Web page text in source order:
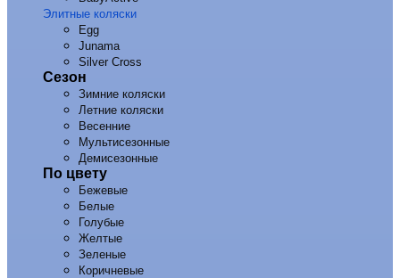
Элитные коляски
Egg
Junama
Silver Cross
Сезон
Зимние коляски
Летние коляски
Весенние
Мультисезонные
Демисезонные
По цвету
Бежевые
Белые
Голубые
Желтые
Зеленые
Коричневые